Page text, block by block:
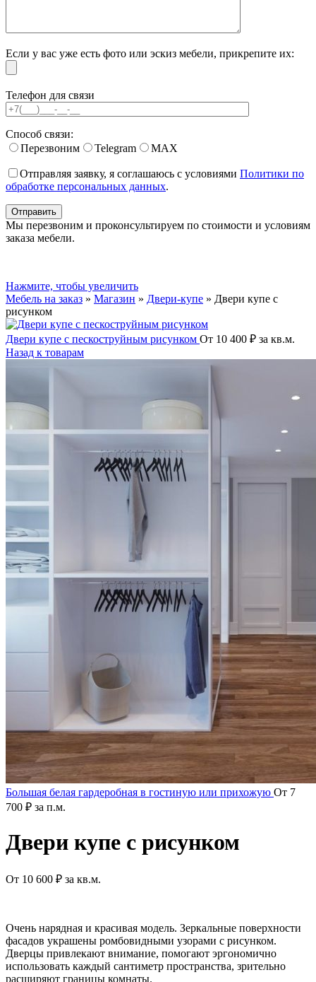
Если у вас уже есть фото или эскиз мебели, прикрепите их:
Телефон для связи
Способ связи:
Перезвоним
Telegram MAX
Отправляя заявку, я соглашаюсь с условиями Политики по
обработке персональных данных.
Мы перезвоним и проконсультируем по стоимости и условиям
заказа мебели.
Нажмите, чтобы увеличить
Мебель на заказ » Магазин » Двери-купе » Двери купе с
рисунком
Двери купе с пескоструйным рисунком От 10 400 ₽ за кв.м.
Назад к товарам
Большая белая гардеробная в гостиную или прихожую От 7
700 ₽ за п.м.
Двери купе с рисунком
От 10 600 ₽ за кв.м.
Очень нарядная и красивая модель. Зеркальные поверхности
фасадов украшены ромбовидными узорами с рисунком.
Дверцы привлекают внимание, помогают эргономично
использовать каждый сантиметр пространства, зрительно
расширяют границы комнаты.